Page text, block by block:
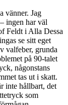
vänner. Jag
ingen har väl
Feldt i Alla Dessa
se sitt eget
valfeber, grunda
på 90-talet
någonstans
tas ut i skatt.
inte hållbart, det
som